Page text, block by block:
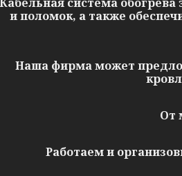
и поломок, а также
Наша фирма может
От
Работаем и